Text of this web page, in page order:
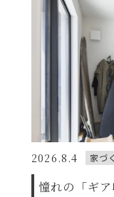
2026.8.4 家づ
憧れの「ギ